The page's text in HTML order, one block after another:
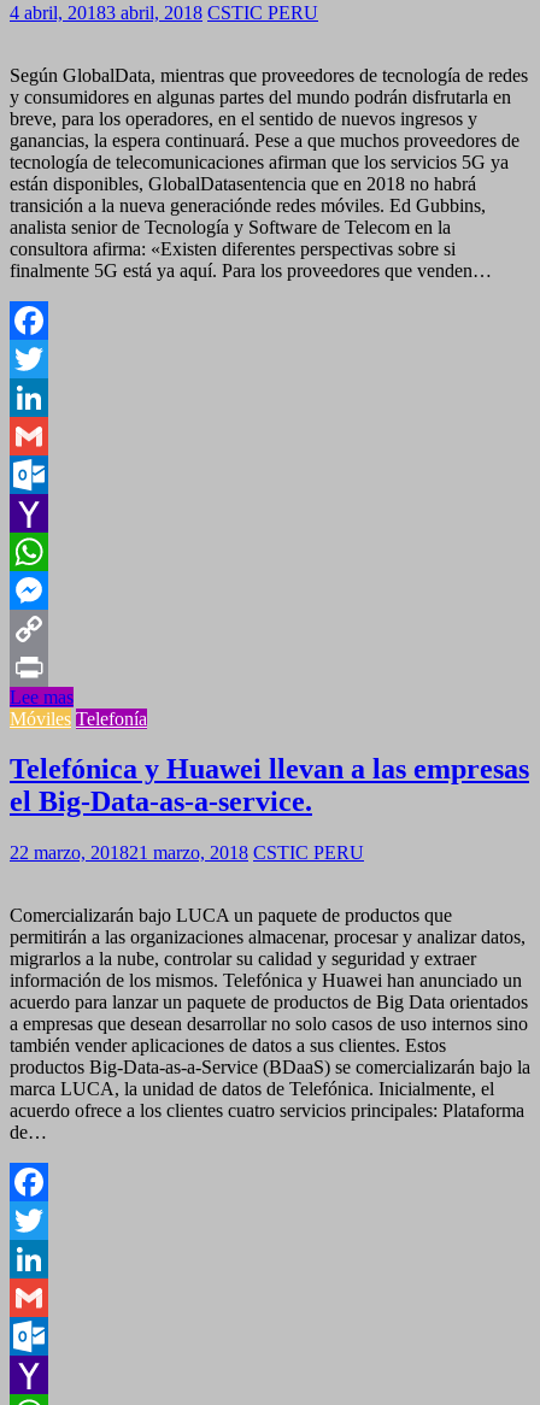
4 abril, 20183 abril, 2018 CSTIC PERU
Según GlobalData, mientras que proveedores de tecnología de redes
y consumidores en algunas partes del mundo podrán disfrutarla en
breve, para los operadores, en el sentido de nuevos ingresos y
ganancias, la espera continuará. Pese a que muchos proveedores de
tecnología de telecomunicaciones afirman que los servicios 5G ya
están disponibles, GlobalDatasentencia que en 2018 no habrá
transición a la nueva generaciónde redes móviles. Ed Gubbins,
analista senior de Tecnología y Software de Telecom en la
consultora afirma: «Existen diferentes perspectivas sobre si
finalmente 5G está ya aquí. Para los proveedores que venden…
Facebook
Twitter
LinkedIn
Gmail
Outlook.com
Yahoo
Mail
WhatsApp
Messenger
Copy
Link
Print
Lee mas
Móviles Telefonía
Telefónica y Huawei llevan a las empresas
el Big-Data-as-a-service.
22 marzo, 201821 marzo, 2018 CSTIC PERU
Comercializarán bajo LUCA un paquete de productos que
permitirán a las organizaciones almacenar, procesar y analizar datos,
migrarlos a la nube, controlar su calidad y seguridad y extraer
información de los mismos. Telefónica y Huawei han anunciado un
acuerdo para lanzar un paquete de productos de Big Data orientados
a empresas que desean desarrollar no solo casos de uso internos sino
también vender aplicaciones de datos a sus clientes. Estos
productos Big-Data-as-a-Service (BDaaS) se comercializarán bajo la
marca LUCA, la unidad de datos de Telefónica. Inicialmente, el
acuerdo ofrece a los clientes cuatro servicios principales: Plataforma
de…
Facebook
Twitter
LinkedIn
Gmail
Outlook.com